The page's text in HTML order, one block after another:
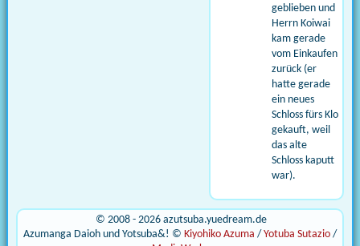
geblieben und
Herrn Koiwai
kam gerade
vom Einkaufen
zurück (er
hatte gerade
ein neues
Schloss fürs Klo
gekauft, weil
das alte
Schloss kaputt
war).
© 2008 - 2026 azutsuba.yuedream.de
Azumanga Daioh und Yotsuba&! © Kiyohiko Azuma / Yotuba Sutazio /